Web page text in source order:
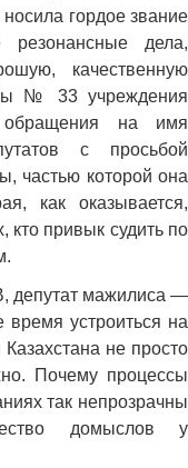
гордое звание
резонансные дела,
качественную
№ 33 учреждения
обращения на имя
с просьбой
частью которой она
как оказывается,
кто привык судить по
депутат мажилиса —
устроиться на
не просто
Почему процессы
так непрозрачны
домыслов у